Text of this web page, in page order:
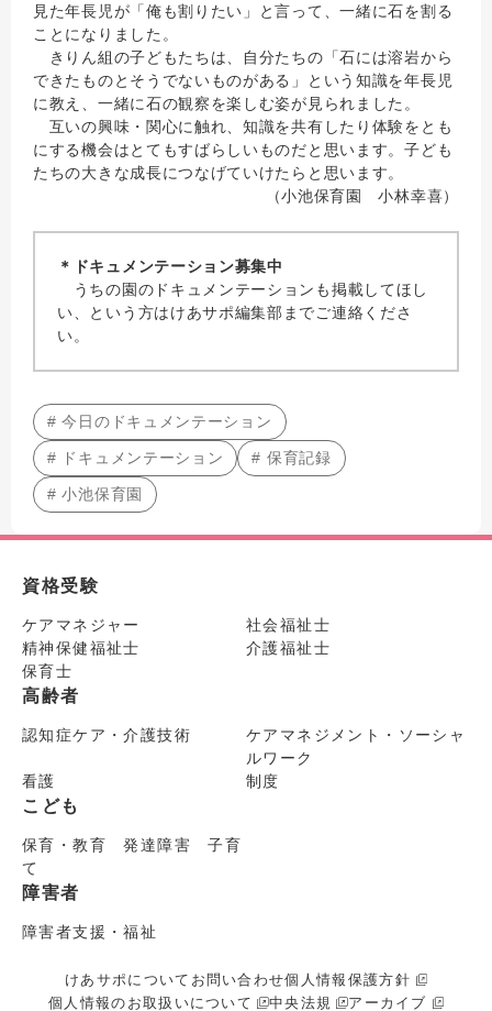
見た年長児が「俺も割りたい」と言って、一緒に石を割る
ことになりました。
きりん組の子どもたちは、自分たちの「石には溶岩から
できたものとそうでないものがある」という知識を年長児
に教え、一緒に石の観察を楽しむ姿が見られました。
互いの興味・関心に触れ、知識を共有したり体験をとも
にする機会はとてもすばらしいものだと思います。子ども
たちの大きな成長につなげていけたらと思います。
（小池保育園 小林幸喜）
＊ドキュメンテーション募集中
うちの園のドキュメンテーションも掲載してほし
い、という方はけあサポ編集部までご連絡くださ
い。
# 今日のドキュメンテーション
# ドキュメンテーション # 保育記録
# 小池保育園
資格受験
ケアマネジャー
社会福祉士
精神保健福祉士
介護福祉士
保育士
高齢者
認知症ケア・介護技術
ケアマネジメント・ソーシャ
ルワーク
看護
制度
こども
保育・教育 発達障害 子育
て
障害者
障害者支援・福祉
けあサポについて お問い合わせ個人情報保護方針
個人情報のお取扱いについて
中央法規 アーカイブ